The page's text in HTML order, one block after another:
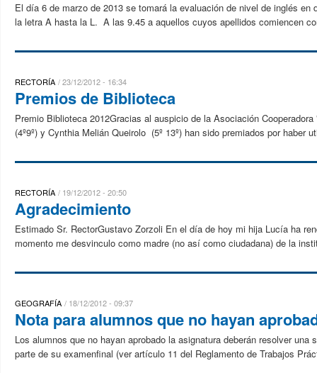
El día 6 de marzo de 2013 se tomará la evaluación de nivel de inglés
la letra A hasta la L. A las 9.45 a aquellos cuyos apellidos comiencen
RECTORÍA 23/12/2012 - 16:34
Premios de Biblioteca
Premio Biblioteca 2012Gracias al auspicio de la Asociación
(4º9º) y Cynthia Melián Queirolo (5º 13º) han sido premiados por haber
RECTORÍA 19/12/2012 - 20:50
Agradecimiento
Estimado Sr. RectorGustavo Zorzoli En el día de hoy mi hija Lucía ha
momento me desvinculo como madre (no así como ciudadana) de la
GEOGRAFÍA 18/12/2012 - 09:37
Nota para alumnos que no hayan
Los alumnos que no hayan aprobado la asignatura deberán resolver
parte de su examenfinal (ver artículo 11 del Reglamento de Trabajos